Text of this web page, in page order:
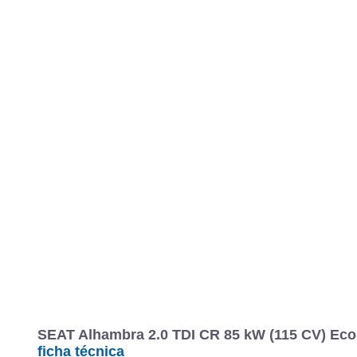
SEAT Alhambra 2.0 TDI CR 85 kW (115 CV)
ficha técnica